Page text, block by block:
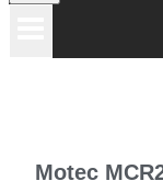
Motec